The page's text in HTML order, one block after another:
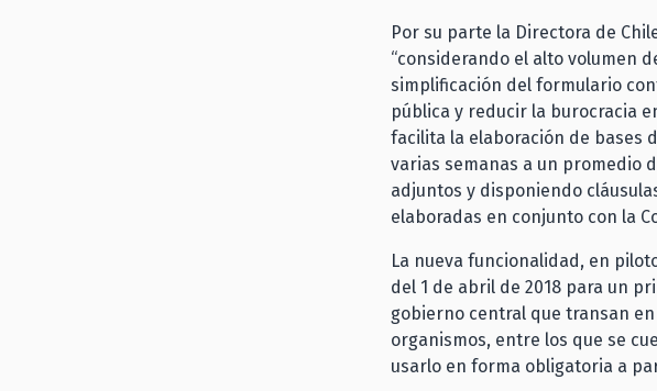
Por su parte la Directora de
“considerando el alto volumen
simplificación del formulario
pública y reducir la burocracia
facilita la elaboración de bases
varias semanas a un promedio
adjuntos y disponiendo
elaboradas en conjunto con la
La nueva funcionalidad, en
del 1 de abril de 2018 para un
gobierno central que transan en
organismos, entre los que se
usarlo en forma obligatoria a